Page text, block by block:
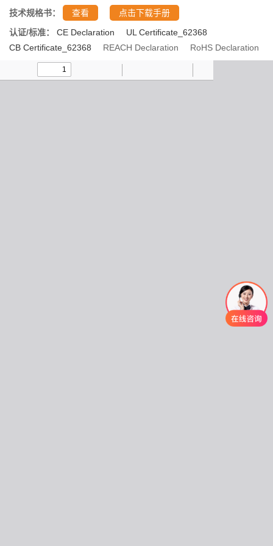
技术规格书： 查看
点击下载手册
认证/标准：
CE Declaration
UL Certificate_62368
CB Certificate_62368
REACH Declaration RoHS Declaration